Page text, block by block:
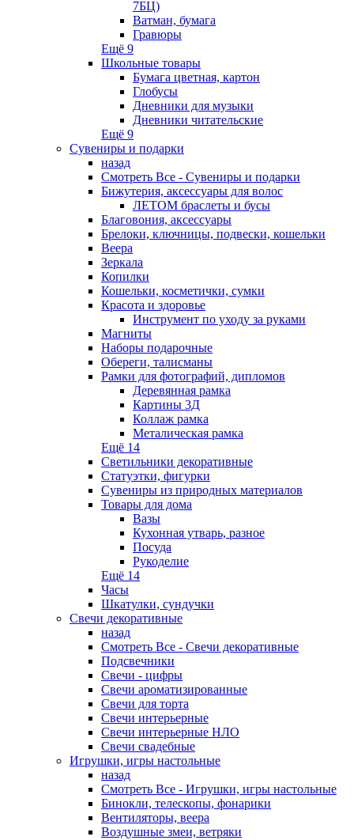
7БЦ)
Ватман, бумага
Гравюры
Ещё 9
Школьные товары
Бумага цветная, картон
Глобусы
Дневники для музыки
Дневники читательские
Ещё 9
Сувениры и подарки
назад
Смотреть Все - Сувениры и подарки
Бижутерия, аксессуары для волос
ЛЕТОМ браслеты и бусы
Благовония, аксессуары
Брелоки, ключницы, подвески, кошельки
Веера
Зеркала
Копилки
Кошельки, косметички, сумки
Красота и здоровье
Инструмент по уходу за руками
Магниты
Наборы подарочные
Обереги, талисманы
Рамки для фотографий, дипломов
Деревянная рамка
Картины 3Д
Коллаж рамка
Металическая рамка
Ещё 14
Светильники декоративные
Статуэтки, фигурки
Сувениры из природных материалов
Товары для дома
Вазы
Кухонная утварь, разное
Посуда
Рукоделие
Ещё 14
Часы
Шкатулки, сундучки
Свечи декоративные
назад
Смотреть Все - Свечи декоративные
Подсвечники
Свечи - цифры
Свечи ароматизированные
Свечи для торта
Свечи интерьерные
Свечи интерьерные НЛО
Свечи свадебные
Игрушки, игры настольные
назад
Смотреть Все - Игрушки, игры настольные
Бинокли, телескопы, фонарики
Вентиляторы, веера
Воздушные змеи, ветряки